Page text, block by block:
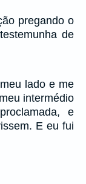
pregando o
de
lado e me
intermédio
e
E eu fui